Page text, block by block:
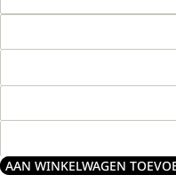
AAN WINKELWAGEN